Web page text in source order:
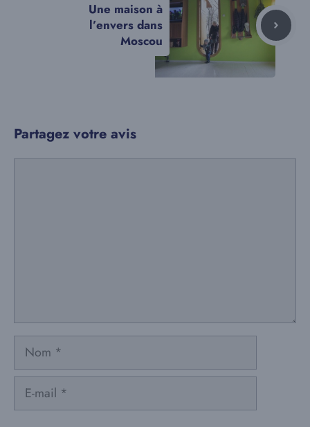
Une maison à
l’envers dans
Moscou
Partagez votre avis
Nom
mail